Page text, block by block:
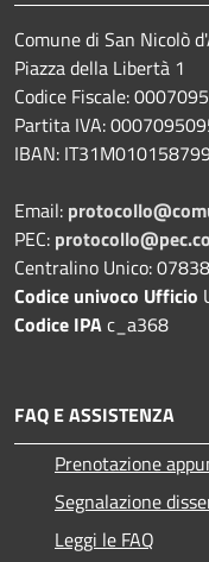
Comune di San Nicolò
Piazza della Libertà 1
Codice Fiscale:
Partita IVA:
IBAN:
Email:
PEC:
Centralino Unico:
Codice univoco Ufficio
Codice IPAc_a368
FAQ E ASSISTENZA
Prenotazione
Segnalazione
Leggi le FAQ